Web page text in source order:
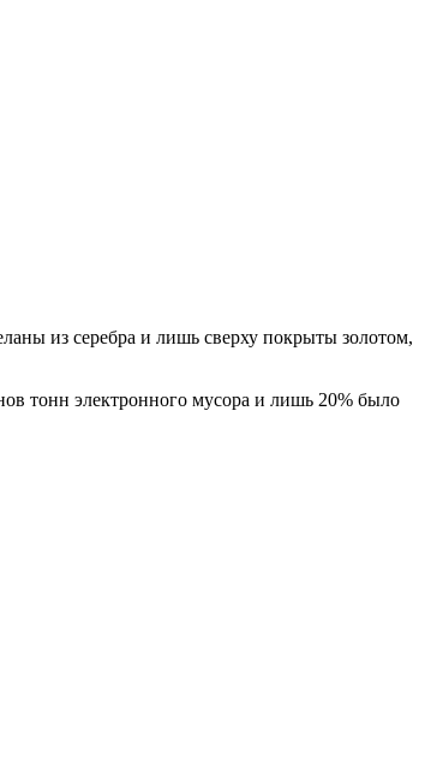
из серебра и лишь сверху покрыты золотом,
тонн электронного мусора и лишь 20% было